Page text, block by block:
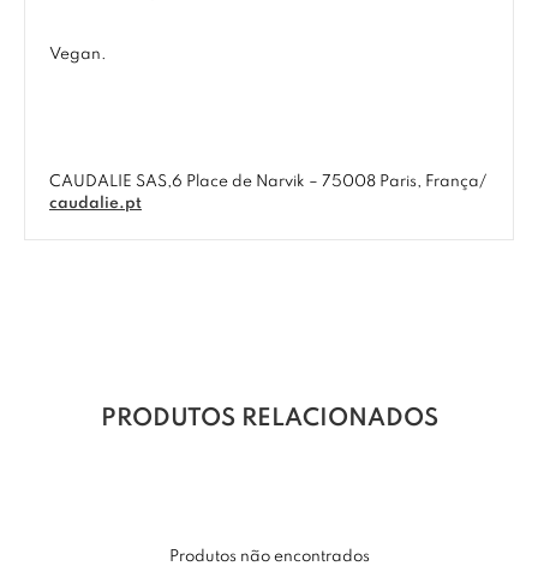
Vegan.
CAUDALIE SAS,6 Place de Narvik – 75008 Paris, França/
caudalie.pt
PRODUTOS RELACIONADOS
Produtos não encontrados